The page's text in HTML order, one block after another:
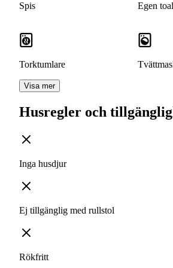
Spis Egen
Torktumlare
Visa mer
Husregler och
Inga husdjur
Ej tillgänglig med rullstol
Rökfritt